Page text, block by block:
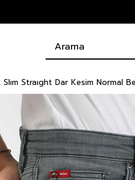
Straıght Dar Kesim Normal